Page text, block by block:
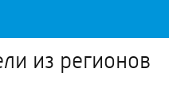
из регионов